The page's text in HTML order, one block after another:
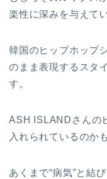
楽性に深みを与えて
韓国のヒップホップ
のまま表現するスタ
す。
ASH ISLANDさんの
入れられているのか
あくまで“病気”と結